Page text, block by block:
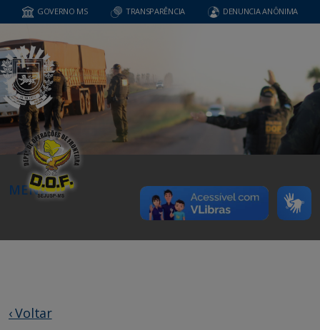
GOVERNO MS TRANSPARÊNCIA DENUNCIA ANÔNIMA
MENU
‹ Voltar